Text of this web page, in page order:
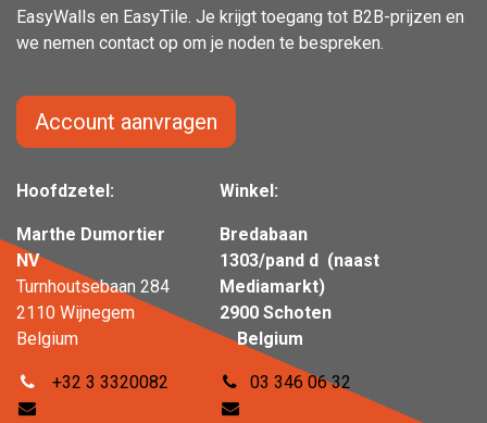
EasyWalls en EasyTile. Je krijgt toegang tot B2B-prijzen en
we nemen contact op om je noden te bespreken.
Hoofdzetel:
Marthe Dumortier
NV
Turnhoutsebaan 284
2110 Wijnegem
Belgium
+32 3 3320082
Winkel:
Bredabaan
1303/pand d (naast
Mediamarkt)
2900 Schoten
Belgium
03 346 06 32
Account aanvragen